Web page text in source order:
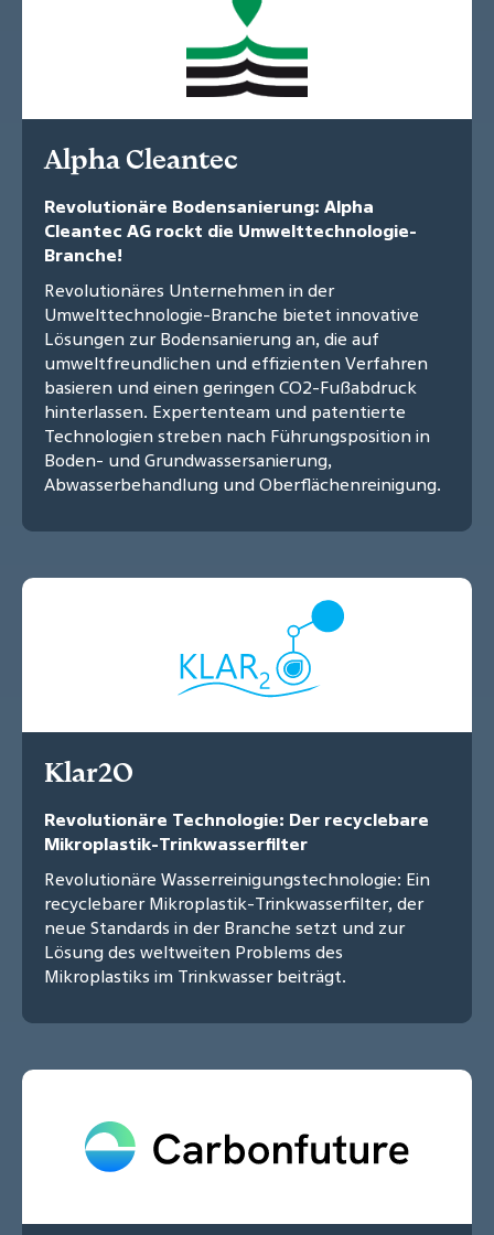
Alpha Cleantec
Revolutionäre Bodensanierung: Alpha
Cleantec AG rockt die Umwelttechnologie-
Branche!
Revolutionäres Unternehmen in der
Umwelttechnologie-Branche bietet innovative
Lösungen zur Bodensanierung an, die auf
umweltfreundlichen und effizienten Verfahren
basieren und einen geringen CO2-Fußabdruck
hinterlassen. Expertenteam und patentierte
Technologien streben nach Führungsposition in
Boden- und Grundwassersanierung,
Abwasserbehandlung und Oberflächenreinigung.
Klar2O
Revolutionäre Technologie: Der recyclebare
Mikroplastik-Trinkwasserfilter
Revolutionäre Wasserreinigungstechnologie: Ein
recyclebarer Mikroplastik-Trinkwasserfilter, der
neue Standards in der Branche setzt und zur
Lösung des weltweiten Problems des
Mikroplastiks im Trinkwasser beiträgt.